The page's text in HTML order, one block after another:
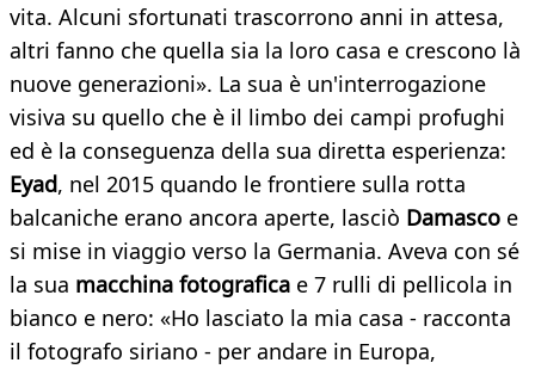
vita. Alcuni sfortunati trascorrono anni in attesa,
altri fanno che quella sia la loro casa e crescono là
nuove generazioni». La sua è un'interrogazione
visiva su quello che è il limbo dei campi profughi
ed è la conseguenza della sua diretta esperienza:
Eyad, nel 2015 quando le frontiere sulla rotta
balcaniche erano ancora aperte, lasciò Damasco e
si mise in viaggio verso la Germania. Aveva con sé
la sua macchina fotografica e 7 rulli di pellicola in
bianco e nero: «Ho lasciato la mia casa - racconta
il fotografo siriano - per andare in Europa,